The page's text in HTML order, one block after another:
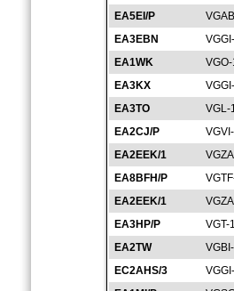
EA5EI/P
EA3EBN
EA1WK
EA3KX
EA3TO
VGL-
EA2CJ/P
EA2EEK/1
EA8BFH/P
EA2EEK/1
EA3HP/P
VGT-
EA2TW
EC2AHS/3